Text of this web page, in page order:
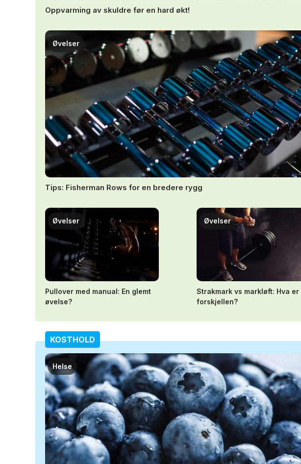
Oppvarming av skuldre før en hard økt!
Tips: Fisherman Rows for en bredere rygg
Øvelser
Pullover med manual: En glemt
øvelse?
Øvelser
Strakmark vs markløft: Hva er
forskjellen?
Øvelser
KOSTHOLD
Helse